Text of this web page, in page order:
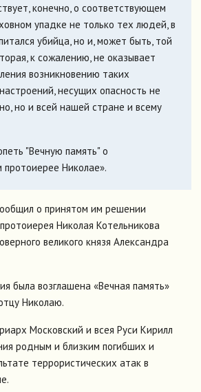
конечно, о соответствующем
упадке не только тех людей, в
убийца, но и, может быть, той
к сожалению, не оказывает
возникновению таких
несущих опасность не
но и всей нашей стране и всему
"Вечную память" о
протоиерее Николае».
о принятом им решении
Николая Котельникова
великого князя Александра
была возглашена «Вечная память»
Николаю.
Московский и всея Руси Кирилл
родным и близким погибших и
террористических атак в